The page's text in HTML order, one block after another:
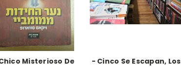
Misterioso De
- Cinco Se Escapan, Los